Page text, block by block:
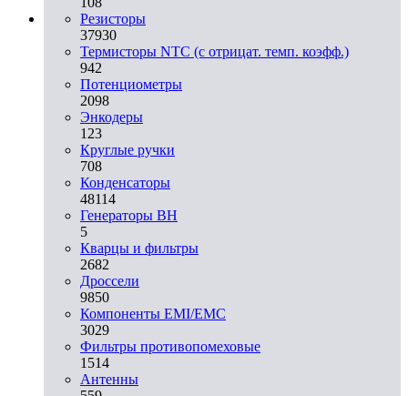
Резисторы
37930
Термисторы NTC (с отрицат. темп. коэфф.)
942
Потенциометры
2098
Энкодеры
123
Круглые ручки
708
Конденсаторы
48114
Генераторы ВН
5
Кварцы и фильтры
2682
Дроссели
9850
Компоненты EMI/EMC
3029
Фильтры противопомеховые
1514
Антенны